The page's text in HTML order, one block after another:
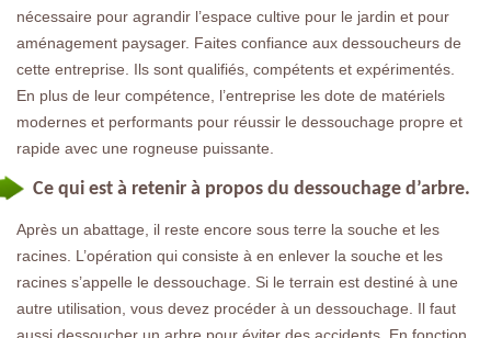
nécessaire pour agrandir l’espace cultive pour le jardin et pour
aménagement paysager. Faites confiance aux dessoucheurs de
cette entreprise. Ils sont qualifiés, compétents et expérimentés.
En plus de leur compétence, l’entreprise les dote de matériels
modernes et performants pour réussir le dessouchage propre et
rapide avec une rogneuse puissante.
Ce qui est à retenir à propos du dessouchage d’arbre.
Après un abattage, il reste encore sous terre la souche et les
racines. L’opération qui consiste à en enlever la souche et les
racines s’appelle le dessouchage. Si le terrain est destiné à une
autre utilisation, vous devez procéder à un dessouchage. Il faut
aussi dessoucher un arbre pour éviter des accidents. En fonction